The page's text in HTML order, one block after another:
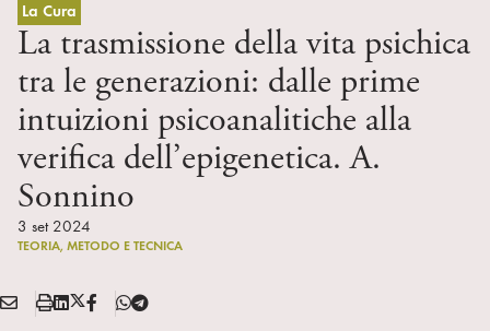
a
La Cura
La trasmissione della vita psichica
tra le generazioni: dalle prime
intuizioni psicoanalitiche alla
verifica dell’epigenetica. A.
Sonnino
3 set 2024
TEORIA, METODO E TECNICA
Condividi:
E
S L X F
T